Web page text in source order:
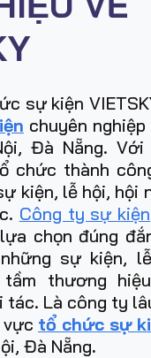
sự kiện
chuyên
Đà Nẵng.
chức thành
kiện, lễ hội, hội
Công ty sự kiện
chọn đúng
sự kiện,
tầm thương
tác. Là công ty
vực tổ chức sự
Đà Nẵng.